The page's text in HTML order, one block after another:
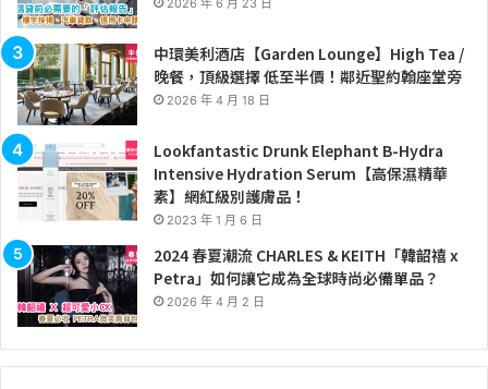
2026 年 6 月 23 日
中環美利酒店【Garden Lounge】High Tea /
晚餐，頂級選擇 低至半價！鄰近聖約翰座堂旁
2026 年 4 月 18 日
Lookfantastic Drunk Elephant B-Hydra
Intensive Hydration Serum【高保濕精華
素】網紅級別護膚品！
2023 年 1 月 6 日
2024 春夏潮流 CHARLES & KEITH「韓韶禧 x
Petra」如何讓它成為全球時尚必備單品？
2026 年 4 月 2 日